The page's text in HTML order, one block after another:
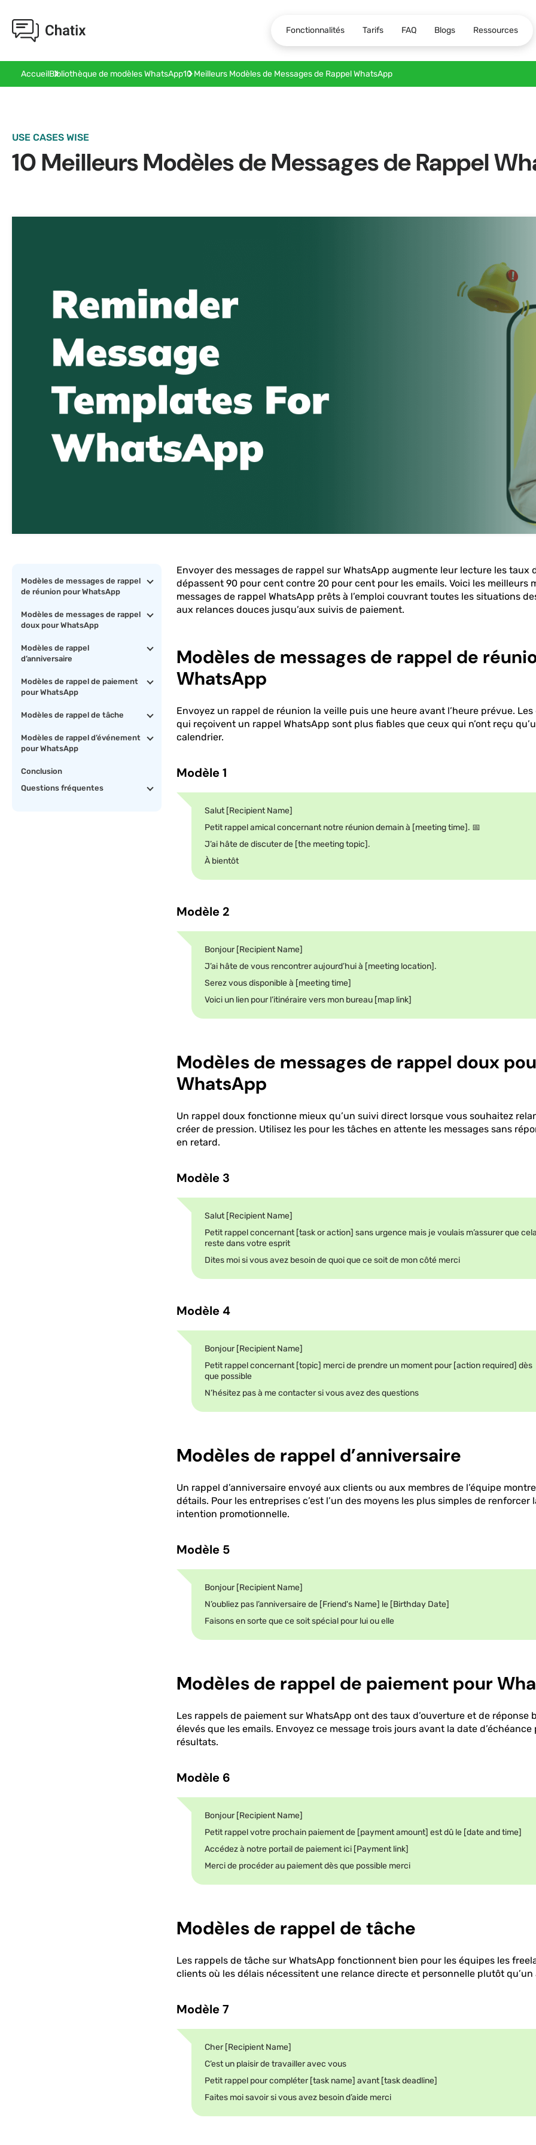
Fonctionnalités Tarifs FAQ Blogs Ressources
AccueilBibliothèque de modèles WhatsApp10 Meilleurs Modèles de Messages de Rappel WhatsApp
USE CASES WISE
10 Meilleurs Modèles de Messages de Rappel
Modèles de messages de rappel
de réunion pour WhatsApp
Modèles de messages de rappel
doux pour WhatsApp
Modèles de rappel
d’anniversaire
Modèles de rappel de paiement
pour WhatsApp
Modèles de rappel de tâche
Modèles de rappel d’événement
pour WhatsApp
Conclusion
Questions fréquentes
Envoyer des messages de rappel sur WhatsApp augmente leur lecture les taux
dépassent 90 pour cent contre 20 pour cent pour les emails. Voici les meilleurs
messages de rappel WhatsApp prêts à l’emploi couvrant toutes les situations
aux relances douces jusqu’aux suivis de paiement.
Modèles de messages de rappel de
WhatsApp
Envoyez un rappel de réunion la veille puis une heure avant l’heure prévue.
qui reçoivent un rappel WhatsApp sont plus fiables que ceux qui n’ont reçu
calendrier.
Modèle 1
Salut [Recipient Name]
Petit rappel amical concernant notre réunion demain à [meeting time]. 📅
J’ai hâte de discuter de [the meeting topic].
À bientôt
Modèle 2
Bonjour [Recipient Name]
J’ai hâte de vous rencontrer aujourd’hui à [meeting location].
Serez vous disponible à [meeting time]
Voici un lien pour l’itinéraire vers mon bureau [map link]
Modèles de messages de rappel doux
WhatsApp
Un rappel doux fonctionne mieux qu’un suivi direct lorsque vous souhaitez
créer de pression. Utilisez les pour les tâches en attente les messages sans
en retard.
Modèle 3
Salut [Recipient Name]
Petit rappel concernant [task or action] sans urgence mais je voulais m’assurer que
reste dans votre esprit
Dites moi si vous avez besoin de quoi que ce soit de mon côté merci
Modèle 4
Bonjour [Recipient Name]
Petit rappel concernant [topic] merci de prendre un moment pour [action required] dès
que possible
N’hésitez pas à me contacter si vous avez des questions
Modèles de rappel d’anniversaire
Un rappel d’anniversaire envoyé aux clients ou aux membres de l’équipe
détails. Pour les entreprises c’est l’un des moyens les plus simples de renforcer
intention promotionnelle.
Modèle 5
Bonjour [Recipient Name]
N’oubliez pas l’anniversaire de [Friend's Name] le [Birthday Date]
Faisons en sorte que ce soit spécial pour lui ou elle
Modèles de rappel de paiement pour
Les rappels de paiement sur WhatsApp ont des taux d’ouverture et de réponse
élevés que les emails. Envoyez ce message trois jours avant la date
résultats.
Modèle 6
Bonjour [Recipient Name]
Petit rappel votre prochain paiement de [payment amount] est dû le [date and time]
Accédez à notre portail de paiement ici [Payment link]
Merci de procéder au paiement dès que possible merci
Modèles de rappel de tâche
Les rappels de tâche sur WhatsApp fonctionnent bien pour les équipes les
clients où les délais nécessitent une relance directe et personnelle plutôt qu’un
Modèle 7
Cher [Recipient Name]
C’est un plaisir de travailler avec vous
Petit rappel pour compléter [task name] avant [task deadline]
Faites moi savoir si vous avez besoin d’aide merci